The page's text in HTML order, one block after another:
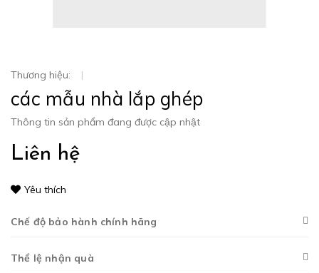
Thương hiệu: |
các mẫu nhà lắp ghép
Thông tin sản phẩm đang được cập nhật
Liên hệ
Yêu thích
Chế độ bảo hành chính hãng
Thể lệ nhận quà